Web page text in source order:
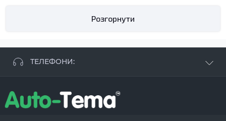
кузова, які забезпечують не тільки естетичний вигляд,
Види кузовних запчастин
елементи, необхідні для відновлення кузова
автомобіля. Наприклад,внутрішні пороги
Розгорнути
ТЕЛЕФОНИ:
+38 096 250 84 38
+38 099 657 61 50